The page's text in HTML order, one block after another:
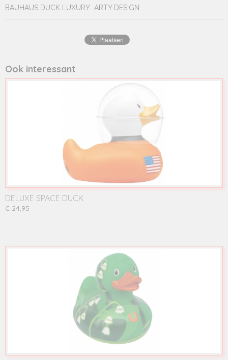
BAUHAUS DUCK LUXURY ARTY DESIGN
Ook interessant
DELUXE SPACE DUCK
€ 24,95